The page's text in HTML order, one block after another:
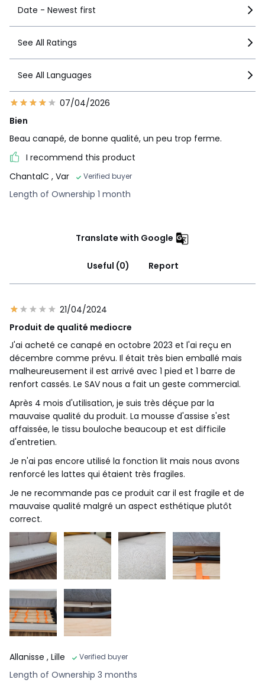
Date - Newest first
See All Ratings
See All Languages
07/04/2026
Bien
Beau canapé, de bonne qualité, un peu trop ferme.
I recommend this product
ChantalC , Var Verified buyer
Length of Ownership 1 month
Translate with Google
Useful (0) Report
21/04/2024
Produit de qualité mediocre
J'ai acheté ce canapé en octobre 2023 et l'ai reçu en
décembre comme prévu. Il était très bien emballé mais
malheureusement il est arrivé avec 1 pied et 1 barre de
renfort cassés. Le SAV nous a fait un geste commercial.
Après 4 mois d'utilisation, je suis très déçue par la
mauvaise qualité du produit. La mousse d'assise s'est
affaissée, le tissu bouloche beaucoup et est difficile
d'entretien.
Je n'ai pas encore utilisé la fonction lit mais nous avons
renforcé les lattes qui étaient très fragiles.
Je ne recommande pas ce produit car il est fragile et de
mauvaise qualité malgré un aspect esthétique plutôt
correct.
Allanisse , Lille Verified buyer
Length of Ownership 3 months